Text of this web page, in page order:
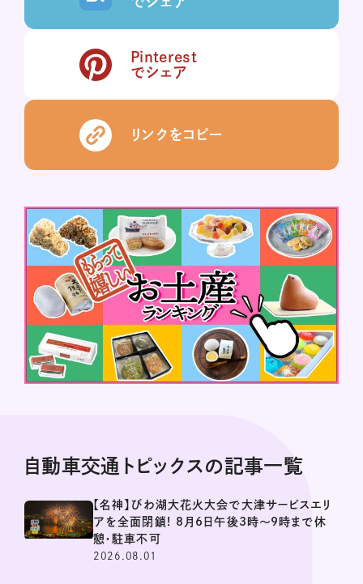
Pinterest
でシェア
リンクをコピー
自動車交通トピックスの記事一覧
【名神】びわ湖大花火大会で大津サービスエリ
アを全面閉鎖! 8月6日午後3時～9時まで休
憩・駐車不可
2026.08.01